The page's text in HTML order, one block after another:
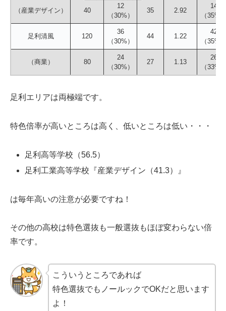
（産業デザイン） 40
12
（30%）
35 2.92
14
（35%
足利清風 120
36
（30%）
44 1.22
42
（35%
（商業） 80
24
（30%）
27 1.13
26
（33%
足利エリアは両極端です。
特色倍率が高いところは高く、低いところは低い・・・
足利高等学校（56.5）
足利工業高等学校『産業デザイン（41.3）』
は毎年高いの注意が必要ですね！
その他の高校は特色選抜も一般選抜もほぼ変わらない倍
率です。
こういうところであれば
特色選抜でもノールックでOKだと思います
よ！